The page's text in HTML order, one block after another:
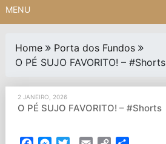
MENU
Home
Porta dos Fundos
O PÉ SUJO FAVORITO! – #Shorts
2 JANEIRO, 2026
O PÉ SUJO FAVORITO! – #Shorts